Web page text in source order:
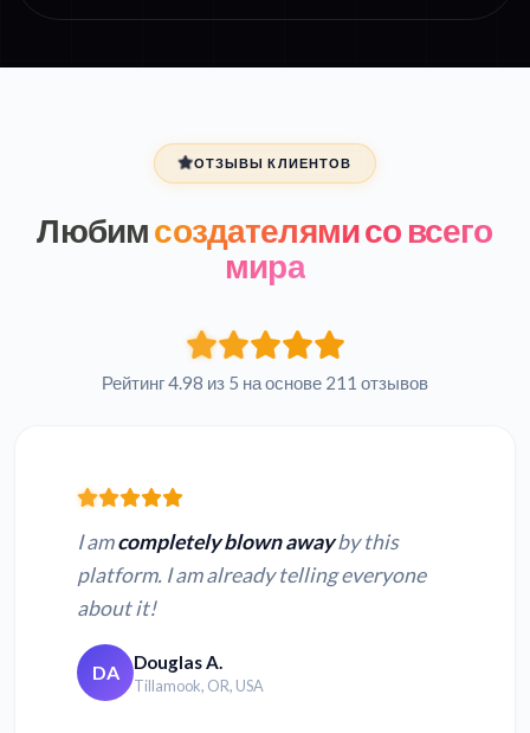
ОТЗЫВЫ КЛИЕНТОВ
Любимсоздателями со всего
мира
Рейтинг 4.98 из 5 на основе 211 отзывов
I amcompletely blown awayby this
platform. I am already telling everyone
about it!
DA Douglas A.
Tillamook, OR, USA